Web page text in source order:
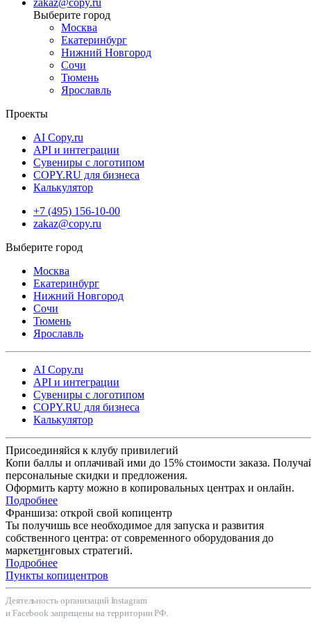
Москва
Екатеринбург
Нижний Новгород
Сочи
Тюмень
Ярославль
Проекты
AI Copy.ru
API и интеграции
Сувениры с логотипом
COPY.RU для бизнеса
Калькулятор
+7 (495) 156-10-00
zakaz@copy.ru
Москва
Екатеринбург
Нижний Новгород
Сочи
Тюмень
Ярославль
AI Copy.ru
API и интеграции
Сувениры с логотипом
COPY.RU для бизнеса
Калькулятор
Присоединяйся к клубу привилегий
Копи баллы и оплачивай ими до 15% стоимости заказа.
персональные скидки и предложения.
Оформить карту можно в копировальных центрах и онлайн.
Подробнее
Франшиза: открой свой копицентр
Ты получишь все необходимое для запуска и развития
собственного центра: от современного оборудования до
маркетинговых стратегий.
Подробнее
Пункты копицентров
Деятельность организаций Instagram
и Facebook запрещены на территории РФ.